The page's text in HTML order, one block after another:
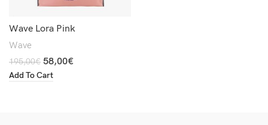
Wave Lora Pink
Wave
195,00€ 58,00€
Add To Cart